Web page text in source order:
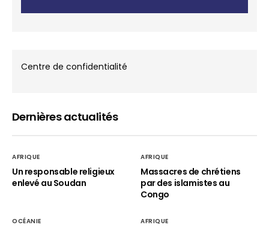
Centre de confidentialité
Dernières actualités
AFRIQUE
Un responsable religieux
enlevé au Soudan
AFRIQUE
Massacres de chrétiens
par des islamistes au
Congo
OCÉANIE AFRIQUE